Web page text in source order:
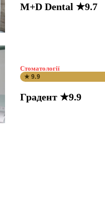
M+D Dental ★9.7
Стоматології
★ 9.9
Градент ★9.9